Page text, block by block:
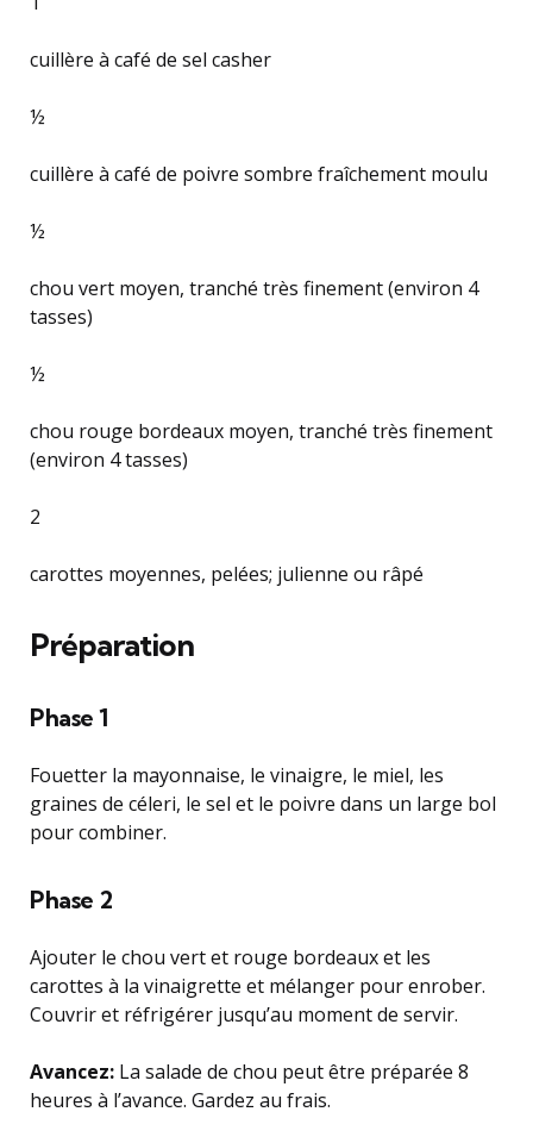
cuillère à café de sel casher
½
cuillère à café de poivre sombre fraîchement moulu
½
chou vert moyen, tranché très finement (environ 4
tasses)
½
chou rouge bordeaux moyen, tranché très finement
(environ 4 tasses)
2
carottes moyennes, pelées; julienne ou râpé
Préparation
Phase 1
Fouetter la mayonnaise, le vinaigre, le miel, les
graines de céleri, le sel et le poivre dans un large bol
pour combiner.
Phase 2
Ajouter le chou vert et rouge bordeaux et les
carottes à la vinaigrette et mélanger pour enrober.
Couvrir et réfrigérer jusqu’au moment de servir.
Avancez: La salade de chou peut être préparée 8
heures à l’avance. Gardez au frais.